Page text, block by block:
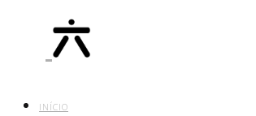
INÍCIO